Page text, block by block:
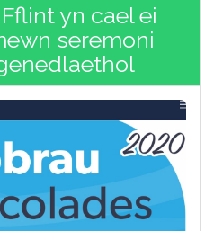
yn cael ei
seremoni